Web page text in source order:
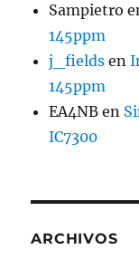
Sampietro
145ppm
j_fields en
145ppm
EA4NB en
IC7300
ARCHIVOS